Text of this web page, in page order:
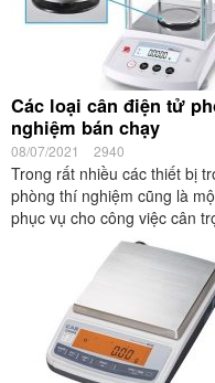
Các loại cân điện tử
nghiệm bán chạy
08/07/2021 2940
Trong rất nhiều các thiết bị
phòng thí nghiệm cũng là
phục vụ cho công việc cân